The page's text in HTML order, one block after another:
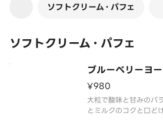
ソフトクリーム・パフェ
ソフトクリーム・パフェ
ブルーベリーヨ
¥980
大粒で酸味と甘みのバ
とミルクのコクと口ど